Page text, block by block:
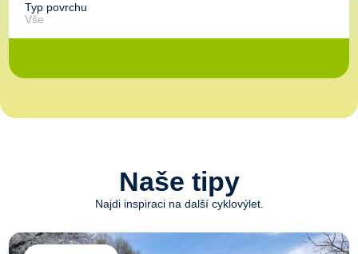
Typ povrchu
Naše tipy
Najdi inspiraci na další cyklovýlet.